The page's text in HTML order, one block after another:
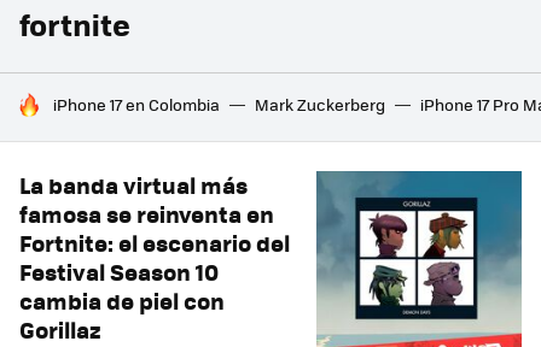
fortnite
HOY SE HABLA DE
iPhone 17 en Colombia Mark Zuckerberg iPhone 17 Pro
La banda virtual más
famosa se reinventa en
Fortnite: el escenario del
Festival Season 10
cambia de piel con
Gorillaz